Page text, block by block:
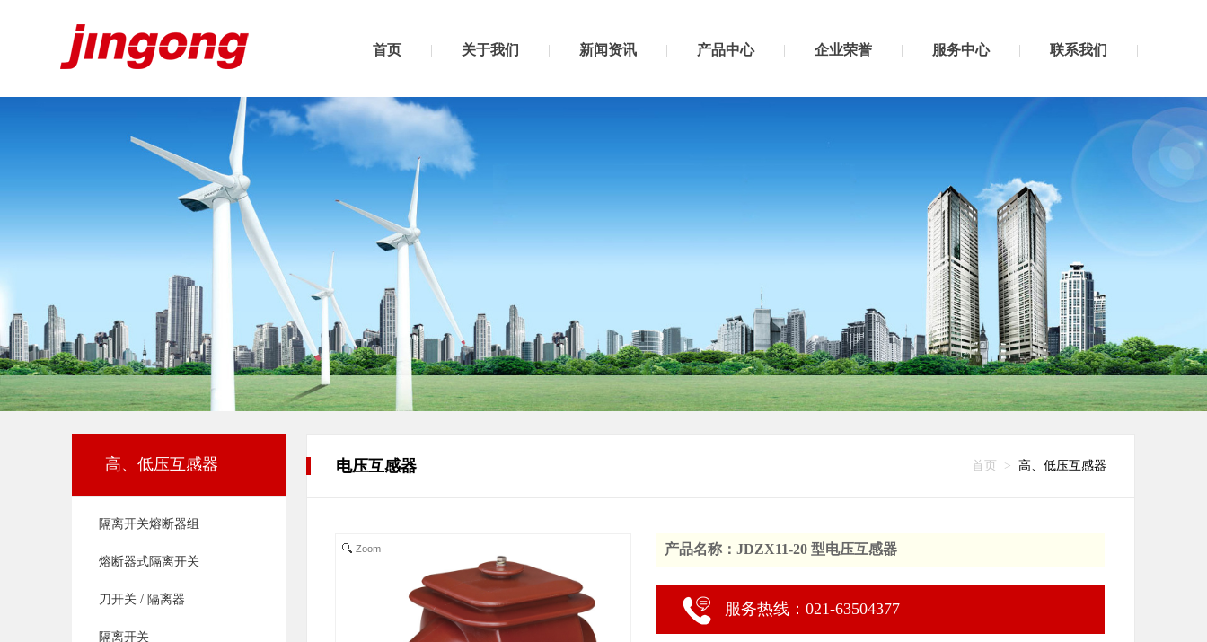
首页
关于我们
新闻资讯
产品中心
企业荣誉
服务中心
联系我们
高、低压互感器
隔离开关熔断器组
熔断器式隔离开关
刀开关 / 隔离器
隔离开关
电压互感器 首页 > 高、低压互感器
Zoom 产品名称：JDZX11-20 型电压互感器
服务热线：021-63504377